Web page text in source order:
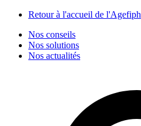
Retour à l'accueil de l'Agefiph
Nos conseils
Nos solutions
Nos actualités